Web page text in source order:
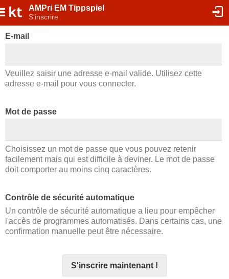
AMPri EM Tippspiel
S'inscrire
E-mail
Veuillez saisir une adresse e-mail valide. Utilisez cette
adresse e-mail pour vous connecter.
Mot de passe
Choisissez un mot de passe que vous pouvez retenir
facilement mais qui est difficile à deviner. Le mot de passe
doit comporter au moins cinq caractères.
Contrôle de sécurité automatique
Un contrôle de sécurité automatique a lieu pour empêcher
l'accès de programmes automatisés. Dans certains cas, une
confirmation manuelle peut être nécessaire.
S'inscrire maintenant !